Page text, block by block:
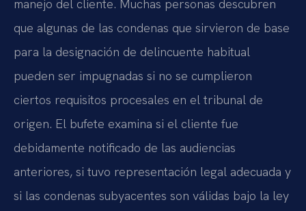
manejo del cliente. Muchas personas descubren
que algunas de las condenas que sirvieron de base
para la designación de delincuente habitual
pueden ser impugnadas si no se cumplieron
ciertos requisitos procesales en el tribunal de
origen. El bufete examina si el cliente fue
debidamente notificado de las audiencias
anteriores, si tuvo representación legal adecuada y
si las condenas subyacentes son válidas bajo la ley